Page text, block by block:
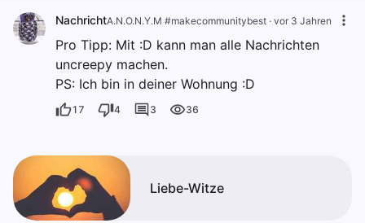
NachrichtA.N.O.N.Y.M #makecommunitybest · vor 3 Jahren
Pro Tipp: Mit :D kann man alle Nachrichten
uncreepy machen.
PS: Ich bin in deiner Wohnung :D
17 4 3 36
Liebe-Witze